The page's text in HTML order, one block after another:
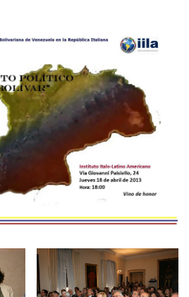
socio-económico